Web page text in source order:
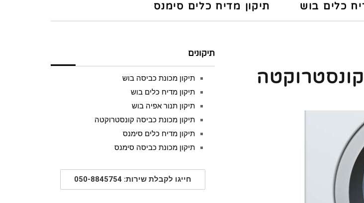
כלים בוש תיקון מדיח כלים סימנס
תיקונים
תיקון מכונת כביסה בוש
תיקון מדיח כלים בוש
תיקון תנור אפיה בוש
תיקון מכונת כביסה קונסטרוקטה
תיקון מדיח כלים סימנס
תיקון מכונת כביסה סימנס
חייגו לקבלת שירות: 050-8845754